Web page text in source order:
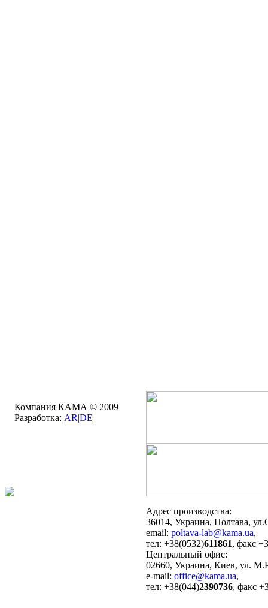
Компания КАМА © 2009
Разработка: AR|DE
Адрес производства:
36014, Украина, Полтава,
email: poltava-lab@kama.ua,
тел: +38(0532)611861, факс
Центральный офис:
02660, Украина, Киев, ул.
e-mail: office@kama.ua,
тел: +38(044)2390736, факс